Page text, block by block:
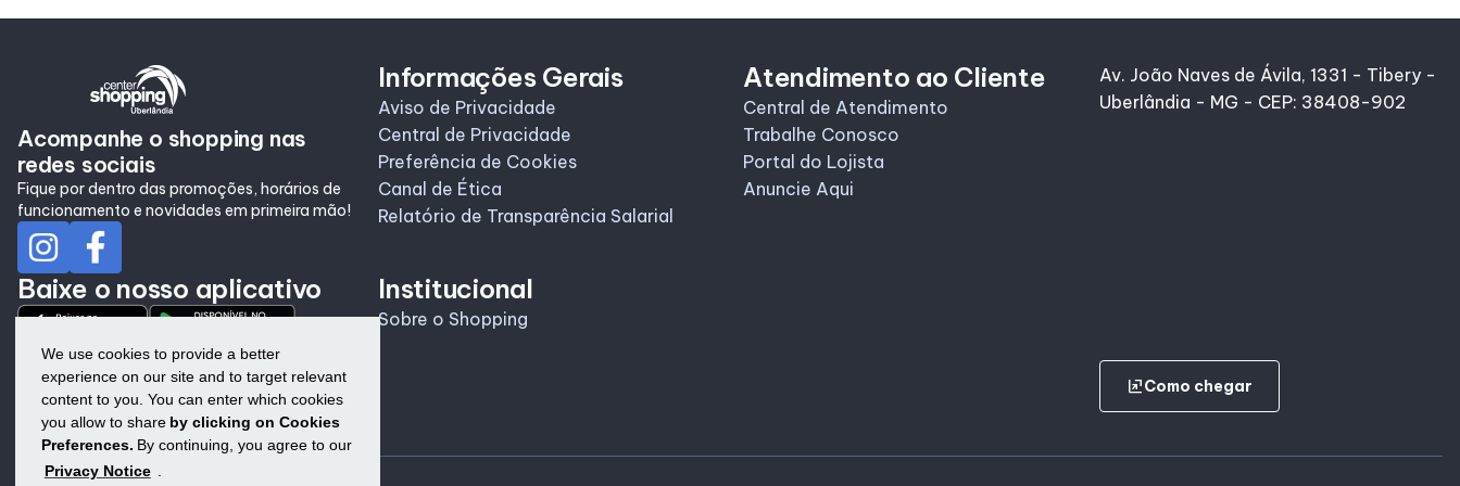
We use cookies to provide a better
experience on our site and to target relevant
content to you. You can enter which cookies
you allow to share by clicking on Cookies
Preferences. By continuing, you agree to our
Privacy Notice .
Acompanhe o shopping nas
redes sociais
Fique por dentro das promoções, horários de
funcionamento e novidades em primeira mão!
Baixe o nosso aplicativo
Informações Gerais
Aviso de Privacidade
Central de Privacidade
Preferência de Cookies
Canal de Ética
Relatório de Transparência Salarial
Institucional
Sobre o Shopping
Atendimento ao Cliente
Central de Atendimento
Trabalhe Conosco
Portal do Lojista
Anuncie Aqui
Av. João Naves de Ávila, 1331 - Tibery -
Uberlândia - MG - CEP: 38408-902
ungroupComo chegar